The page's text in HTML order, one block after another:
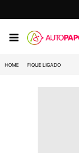
HOME FIQUE LIGADO